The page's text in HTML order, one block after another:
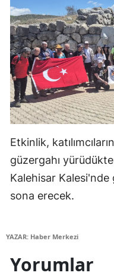
Etkinlik,
güzergahı
Kalehisar
sona erecek.
YAZAR: Haber Merkezi
Yorumlar